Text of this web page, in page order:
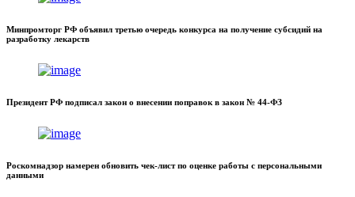
Минпромторг РФ объявил третью очередь конкурса на получение субсидий на
разработку лекарств
Президент РФ подписал закон о внесении поправок в закон № 44-ФЗ
Роскомнадзор намерен обновить чек-лист по оценке работы с персональными
данными